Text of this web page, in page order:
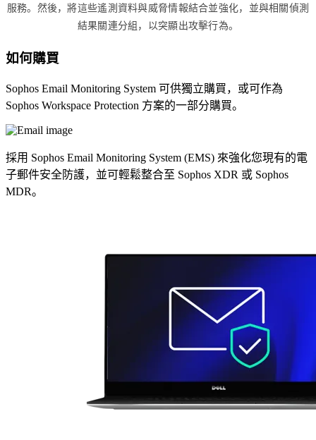
服務。然後，將這些遙測資料與威脅情報結合並強化，並與相關偵測
結果關連分組，以突顯出攻擊行為。
如何購買
Sophos Email Monitoring System 可供獨立購買，或可作為
Sophos Workspace Protection 方案的一部分購買。
採用 Sophos Email Monitoring System (EMS) 來強化您現有的電
子郵件安全防護，並可輕鬆整合至 Sophos XDR 或 Sophos
MDR。